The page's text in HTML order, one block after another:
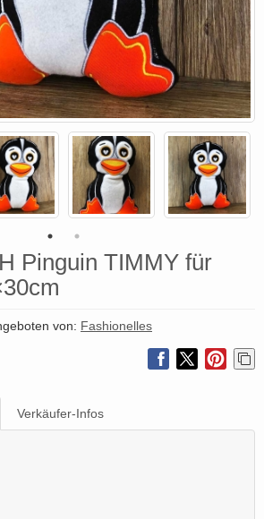
Pinguin TIMMY für
von: Fashionelles
Verkäufer-Infos